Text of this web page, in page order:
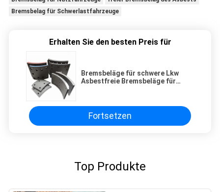
Bremsbelag für Schwerlastfahrzeuge
Erhalten Sie den besten Preis für
Bremsbeläge für schwere Lkw
Asbestfreie Bremsbeläge für
Fortsetzen
Top Produkte